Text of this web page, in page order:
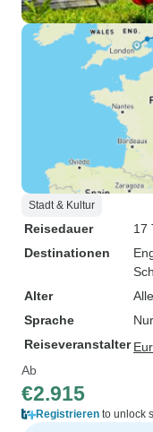
Stadt & Kultur
Reisedauer
17
Destinationen
Alter
Sprache
Reiseveranstalter
Ab
€2.915
Registrieren to unlock